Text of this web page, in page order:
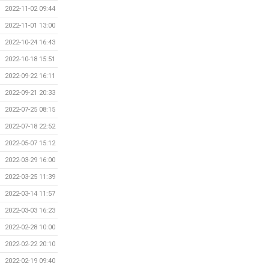
2022-11-02 09:44
2022-11-01 13:00
2022-10-24 16:43
2022-10-18 15:51
2022-09-22 16:11
2022-09-21 20:33
2022-07-25 08:15
2022-07-18 22:52
2022-05-07 15:12
2022-03-29 16:00
2022-03-25 11:39
2022-03-14 11:57
2022-03-03 16:23
2022-02-28 10:00
2022-02-22 20:10
2022-02-19 09:40